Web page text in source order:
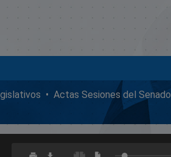
Actas Sesiones del Senado